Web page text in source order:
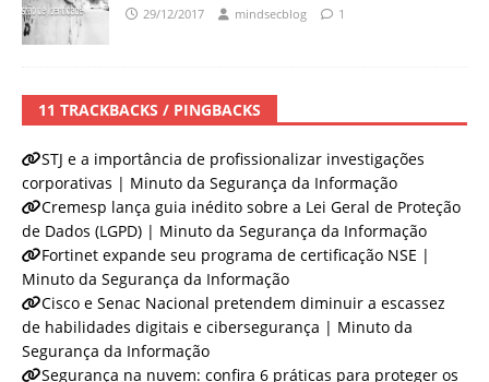
29/12/2017 mindsecblog 1
11 TRACKBACKS / PINGBACKS
STJ e a importância de profissionalizar investigações
corporativas | Minuto da Segurança da Informação
Cremesp lança guia inédito sobre a Lei Geral de Proteção
de Dados (LGPD) | Minuto da Segurança da Informação
Fortinet expande seu programa de certificação NSE |
Minuto da Segurança da Informação
Cisco e Senac Nacional pretendem diminuir a escassez
de habilidades digitais e cibersegurança | Minuto da
Segurança da Informação
Segurança na nuvem: confira 6 práticas para proteger os